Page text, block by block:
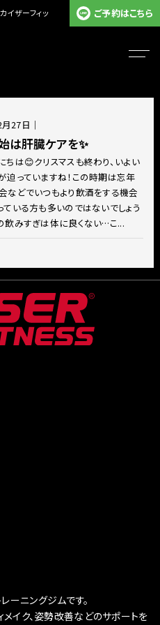
イザーフィッ
ご予約はこちら
27日 ｜
は肝臓ケアを✨
ちは😊クリスマスも終わり、いよい
迫っていますね！この時期は忘年
などでいつもより飲酒をする機会
ている方も多いのではないでしょう
飲みすぎは体に良くない…こ...
ーニングジムです。
メイク、姿勢改善などのサポートを